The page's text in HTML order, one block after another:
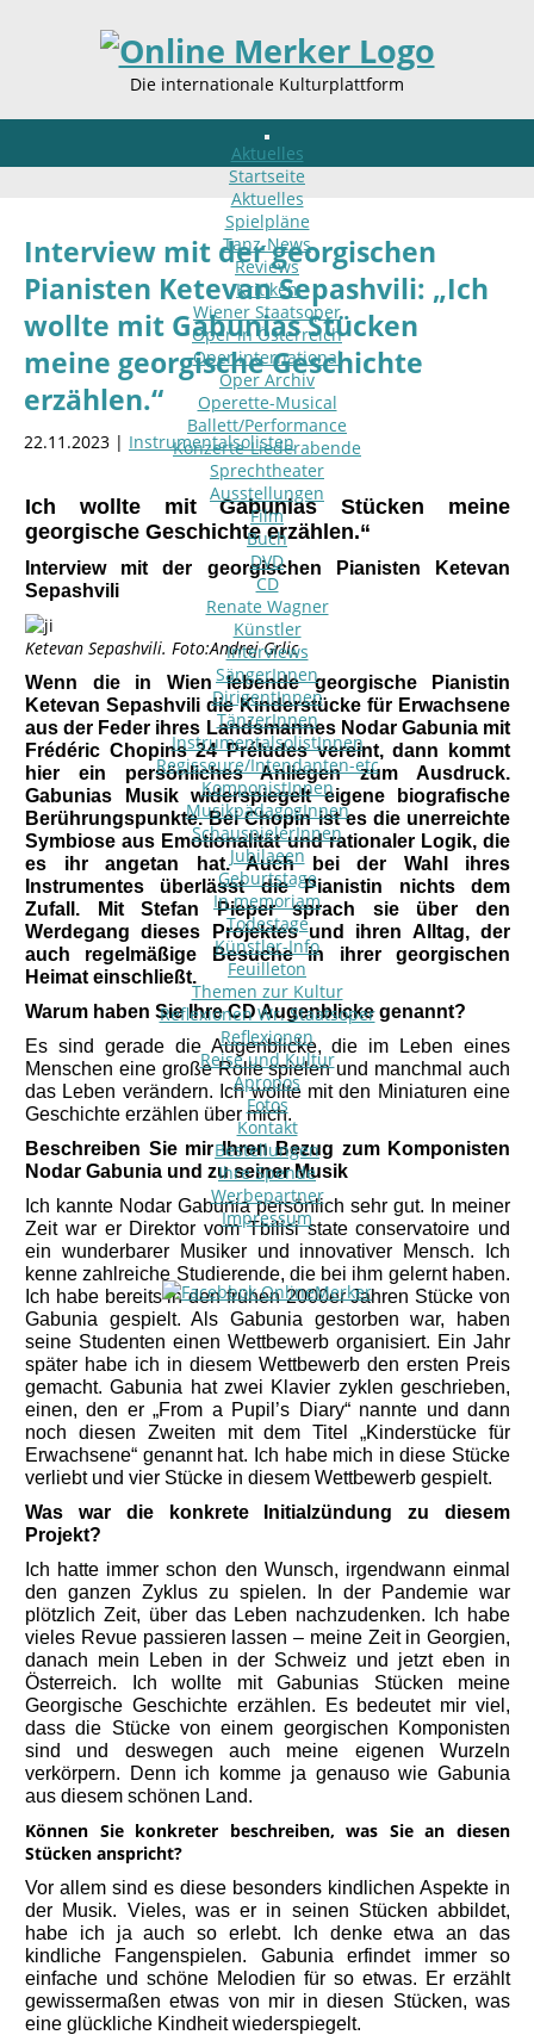
Die internationale Kulturplattform
Aktuelles
Startseite
Aktuelles
Spielpläne
Tanz-News
Reviews
Kritiken
Wiener Staatsoper
Oper in Österreich
Oper international
Oper Archiv
Operette-Musical
Ballett/Performance
Konzerte-Liederabende
Sprechtheater
Ausstellungen
Film
Buch
DVD
CD
Renate Wagner
Künstler
Interviews
SängerInnen
DirigentInnen
TänzerInnen
InstrumentalsolistInnen
Regisseure/Intendanten-etc
KomponistInnen
MusikpädagogInnen
SchauspielerInnen
Jubilaeen
Geburtstage
In memoriam
Todestage
Künstler-Info
Feuilleton
Themen zur Kultur
Reflexionen Wr. Staatsoper
Reflexionen
Reise und Kultur
Apropos
Fotos
Kontakt
Bestellungen
Ihre Spende
Werbepartner
Impressum
Interview mit der georgischen
Pianisten Ketevan Sepashvili: „Ich
wollte mit Gabunias Stücken
meine georgische Geschichte
erzählen.“
22.11.2023 | Instrumentalsolisten
Ich wollte mit Gabunias Stücken meine
georgische Geschichte erzählen.“
Interview mit der georgischen Pianisten Ketevan
Sepashvili
Ketevan Sepashvili. Foto:Andrej Grlic
Wenn die in Wien lebende georgische Pianistin
Ketevan Sepashvili die Kinderstücke für Erwachsene
aus der Feder ihres Landsmannes Nodar Gabunia mit
Frédéric Chopins 24 Préludes vereint, dann kommt
hier ein persönliches Anliegen zum Ausdruck.
Gabunias Musik widerspiegelt eigene biografische
Berührungspunkte. Bei Chopin ist es die unerreichte
Symbiose aus Emotionalität und rationaler Logik, die
es ihr angetan hat. Auch bei der Wahl ihres
Instrumentes überlässt die Pianistin nichts dem
Zufall. Mit Stefan Pieper sprach sie über den
Werdegang dieses Projektes und ihren Alltag, der
auch regelmäßige Besuche in ihrer georgischen
Heimat einschließt.
Warum haben Sie Ihre CD Augenblicke genannt?
Es sind gerade die Augenblicke, die im Leben eines
Menschen eine große Rolle spielen und manchmal auch
das Leben verändern. Ich wollte mit den Miniaturen eine
Geschichte erzählen über mich.
Beschreiben Sie mir Ihren Bezug zum Komponisten
Nodar Gabunia und zu seiner Musik
Ich kannte Nodar Gabunia persönlich sehr gut. In meiner
Zeit war er Direktor vom Tbilisi state conservatoire und
ein wunderbarer Musiker und innovativer Mensch. Ich
kenne zahlreiche Studierende, die bei ihm gelernt haben.
Ich habe bereits in den frühen 2000er Jahren Stücke von
Gabunia gespielt. Als Gabunia gestorben war, haben
seine Studenten einen Wettbewerb organisiert. Ein Jahr
später habe ich in diesem Wettbewerb den ersten Preis
gemacht. Gabunia hat zwei Klavier zyklen geschrieben,
einen, den er „From a Pupil’s Diary“ nannte und dann
noch diesen Zweiten mit dem Titel „Kinderstücke für
Erwachsene“ genannt hat. Ich habe mich in diese Stücke
verliebt und vier Stücke in diesem Wettbewerb gespielt.
Was war die konkrete Initialzündung zu diesem
Projekt?
Ich hatte immer schon den Wunsch, irgendwann einmal
den ganzen Zyklus zu spielen. In der Pandemie war
plötzlich Zeit, über das Leben nachzudenken. Ich habe
vieles Revue passieren lassen – meine Zeit in Georgien,
danach mein Leben in der Schweiz und jetzt eben in
Österreich. Ich wollte mit Gabunias Stücken meine
Georgische Geschichte erzählen. Es bedeutet mir viel,
dass die Stücke von einem georgischen Komponisten
sind und deswegen auch meine eigenen Wurzeln
verkörpern. Denn ich komme ja genauso wie Gabunia
aus diesem schönen Land.
Können Sie konkreter beschreiben, was Sie an diesen
Stücken anspricht?
Vor allem sind es diese besonders kindlichen Aspekte in
der Musik. Vieles, was er in seinen Stücken abbildet,
habe ich ja auch so erlebt. Ich denke etwa an das
kindliche Fangenspielen. Gabunia erfindet immer so
einfache und schöne Melodien für so etwas. Er erzählt
gewissermaßen etwas von mir in diesen Stücken, was
eine glückliche Kindheit wiederspiegelt.